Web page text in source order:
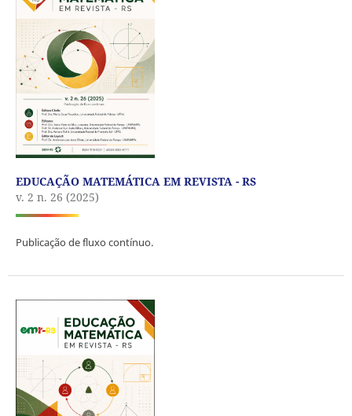
EDUCAÇÃO MATEMÁTICA EM REVISTA - RS
v. 2 n. 26 (2025)
Publicação de fluxo contínuo.